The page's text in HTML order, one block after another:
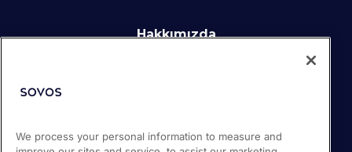
Hakkımızda
Kariyer
We process your personal information to measure and